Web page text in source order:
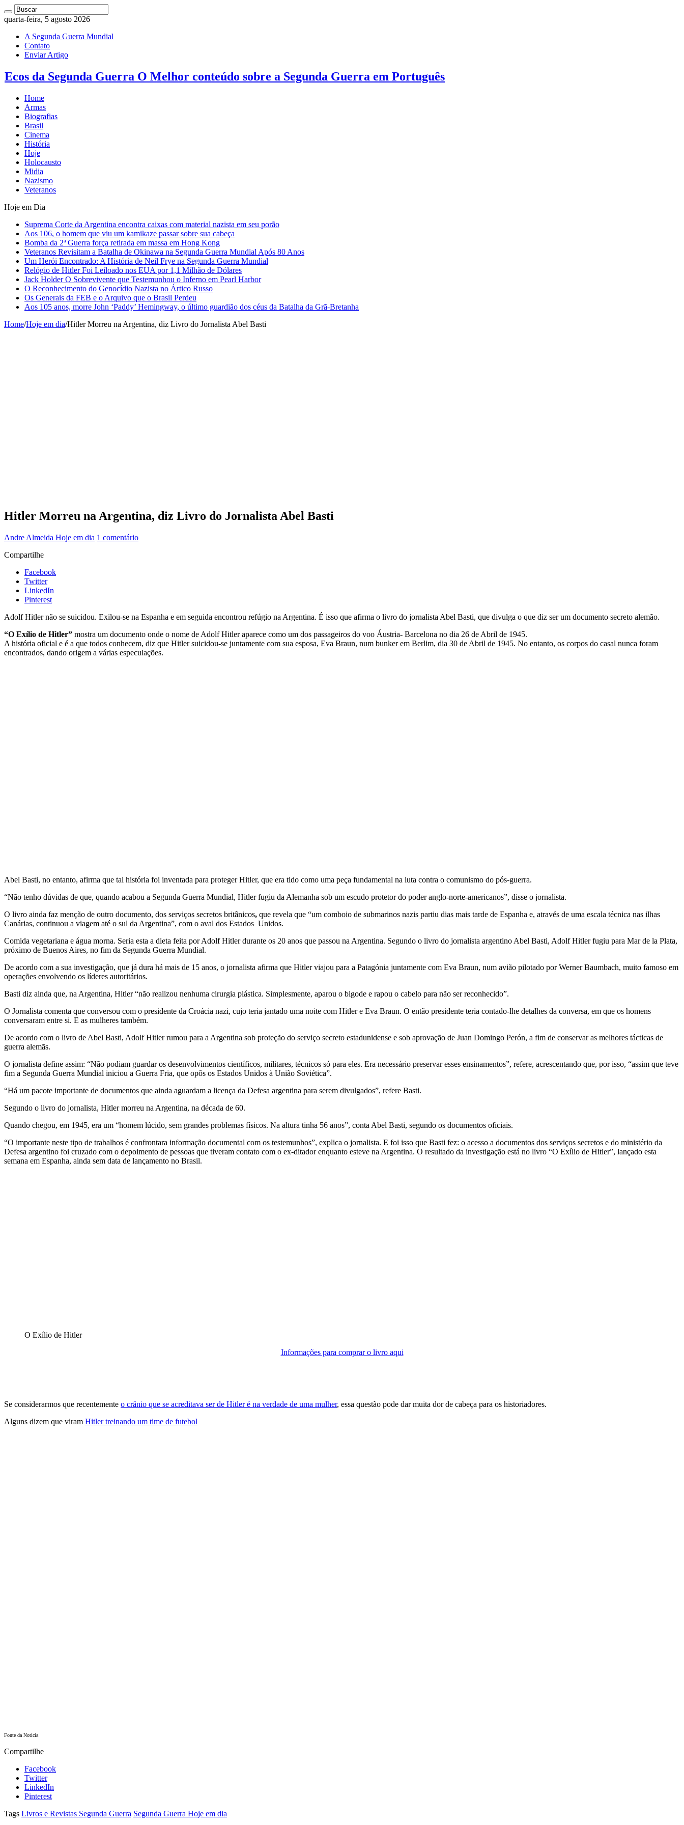
quarta-feira, 5 agosto 2026
A Segunda Guerra Mundial
Contato
Enviar Artigo
Ecos da Segunda Guerra O Melhor conteúdo sobre a Segunda Guerra em Português
Home
Armas
Biografias
Brasil
Cinema
História
Hoje
Holocausto
Midia
Nazismo
Veteranos
Hoje em Dia
Suprema Corte da Argentina encontra caixas com material nazista em seu porão
Aos 106, o homem que viu um kamikaze passar sobre sua cabeça
Bomba da 2ª Guerra força retirada em massa em Hong Kong
Veteranos Revisitam a Batalha de Okinawa na Segunda Guerra Mundial Após 80 Anos
Um Herói Encontrado: A História de Neil Frye na Segunda Guerra Mundial
Relógio de Hitler Foi Leiloado nos EUA por 1,1 Milhão de Dólares
Jack Holder O Sobrevivente que Testemunhou o Inferno em Pearl Harbor
O Reconhecimento do Genocídio Nazista no Ártico Russo
Os Generais da FEB e o Arquivo que o Brasil Perdeu
Aos 105 anos, morre John ‘Paddy’ Hemingway, o último guardião dos céus da Batalha da Grã-Bretanha
Home/Hoje em dia/Hitler Morreu na Argentina, diz Livro do Jornalista Abel Basti
Hitler Morreu na Argentina, diz Livro do Jornalista Abel Basti
Andre Almeida Hoje em dia 1 comentário
Compartilhe
Facebook
Twitter
LinkedIn
Pinterest
Adolf Hitler não se suicidou. Exilou-se na Espanha e em seguida encontrou refúgio na Argentina. É isso que afirma o livro do jornalista Abel Basti, que divulga o que diz ser um documento secreto alemão.
“O Exílio de Hitler” mostra um documento onde o nome de Adolf Hitler aparece como um dos passageiros do voo Áustria- Barcelona no dia 26 de Abril de 1945.
A história oficial e é a que todos conhecem, diz que Hitler suicidou-se juntamente com sua esposa, Eva Braun, num bunker em Berlim, dia 30 de Abril de 1945. No entanto, os corpos do casal nunca foram
encontrados, dando origem a várias especulações.
Abel Basti, no entanto, afirma que tal história foi inventada para proteger Hitler, que era tido como uma peça fundamental na luta contra o comunismo do pós-guerra.
“Não tenho dúvidas de que, quando acabou a Segunda Guerra Mundial, Hitler fugiu da Alemanha sob um escudo protetor do poder anglo-norte-americanos”, disse o jornalista.
O livro ainda faz menção de outro documento, dos serviços secretos britânicos, que revela que “um comboio de submarinos nazis partiu dias mais tarde de Espanha e, através de uma escala técnica nas ilhas
Canárias, continuou a viagem até o sul da Argentina”, com o aval dos Estados Unidos.
Comida vegetariana e água morna. Seria esta a dieta feita por Adolf Hitler durante os 20 anos que passou na Argentina. Segundo o livro do jornalista argentino Abel Basti, Adolf Hitler fugiu para Mar de la Plata,
próximo de Buenos Aires, no fim da Segunda Guerra Mundial.
De acordo com a sua investigação, que já dura há mais de 15 anos, o jornalista afirma que Hitler viajou para a Patagónia juntamente com Eva Braun, num avião pilotado por Werner Baumbach, muito famoso em
operações envolvendo os líderes autoritários.
Basti diz ainda que, na Argentina, Hitler “não realizou nenhuma cirurgia plástica. Simplesmente, aparou o bigode e rapou o cabelo para não ser reconhecido”.
O Jornalista comenta que conversou com o presidente da Croácia nazi, cujo teria jantado uma noite com Hitler e Eva Braun. O então presidente teria contado-lhe detalhes da conversa, em que os homens
conversaram entre si. E as mulheres também.
De acordo com o livro de Abel Basti, Adolf Hitler rumou para a Argentina sob proteção do serviço secreto estadunidense e sob aprovação de Juan Domingo Perón, a fim de conservar as melhores tácticas de
guerra alemãs.
O jornalista define assim: “Não podiam guardar os desenvolvimentos científicos, militares, técnicos só para eles. Era necessário preservar esses ensinamentos”, refere, acrescentando que, por isso, “assim que teve
fim a Segunda Guerra Mundial iniciou a Guerra Fria, que opôs os Estados Unidos à União Soviética”.
“Há um pacote importante de documentos que ainda aguardam a licença da Defesa argentina para serem divulgados”, refere Basti.
Segundo o livro do jornalista, Hitler morreu na Argentina, na década de 60.
Quando chegou, em 1945, era um “homem lúcido, sem grandes problemas físicos. Na altura tinha 56 anos”, conta Abel Basti, segundo os documentos oficiais.
“O importante neste tipo de trabalhos é confrontara informação documental com os testemunhos”, explica o jornalista. E foi isso que Basti fez: o acesso a documentos dos serviços secretos e do ministério da
Defesa argentino foi cruzado com o depoimento de pessoas que tiveram contato com o ex-ditador enquanto esteve na Argentina. O resultado da investigação está no livro “O Exílio de Hitler”, lançado esta
semana em Espanha, ainda sem data de lançamento no Brasil.
O Exílio de Hitler
Informações para comprar o livro aqui
Se considerarmos que recentemente o crânio que se acreditava ser de Hitler é na verdade de uma mulher, essa questão pode dar muita dor de cabeça para os historiadores.
Alguns dizem que viram Hitler treinando um time de futebol
Fonte da Notícia
Compartilhe
Facebook
Twitter
LinkedIn
Pinterest
Tags Livros e Revistas Segunda Guerra Segunda Guerra Hoje em dia